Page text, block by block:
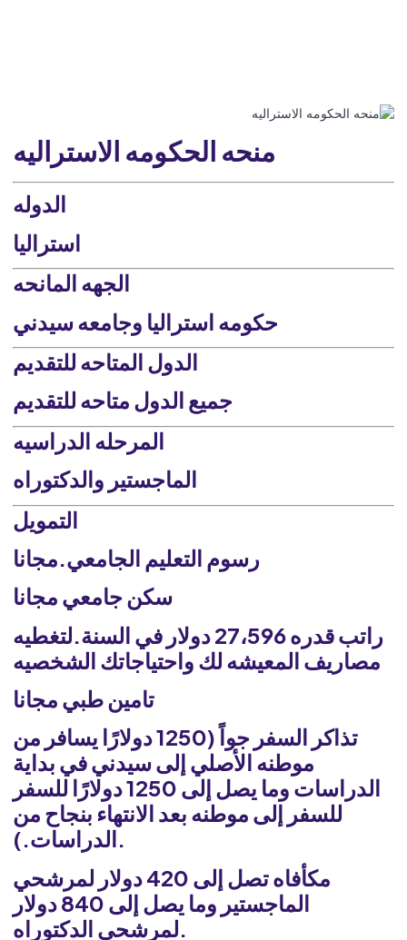
منحه الحكومه الاستراليه
الدوله
استراليا
الجهه المانحه
حكومه استراليا وجامعه سيدني
الدول المتاحه للتقديم
جميع الدول متاحه للتقديم
المرحله الدراسيه
الماجستير والدكتوراه
التمويل
رسوم التعليم الجامعي.مجانا
سكن جامعي مجانا
راتب قدره 27،596 دولار في السنة.لتغطيه
مصاريف المعيشه لك واحتياجاتك الشخصيه
تامين طبي مجانا
تذاكر السفر جواً (1250 دولارًا يسافر من
موطنه الأصلي إلى سيدني في بداية
الدراسات وما يصل إلى 1250 دولارًا للسفر
للسفر إلى موطنه بعد الانتهاء بنجاح من
الدراسات.).
مكأفاه تصل إلى 420 دولار لمرشحي
الماجستير وما يصل إلى 840 دولار
لمرشحي الدكتوراه.